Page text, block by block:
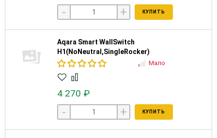
- + КУПИТЬ
Aqara Smart WallSwitch
H1(NoNeutral,SingleRocker)
Мало
4 270 ₽
- + КУПИТЬ